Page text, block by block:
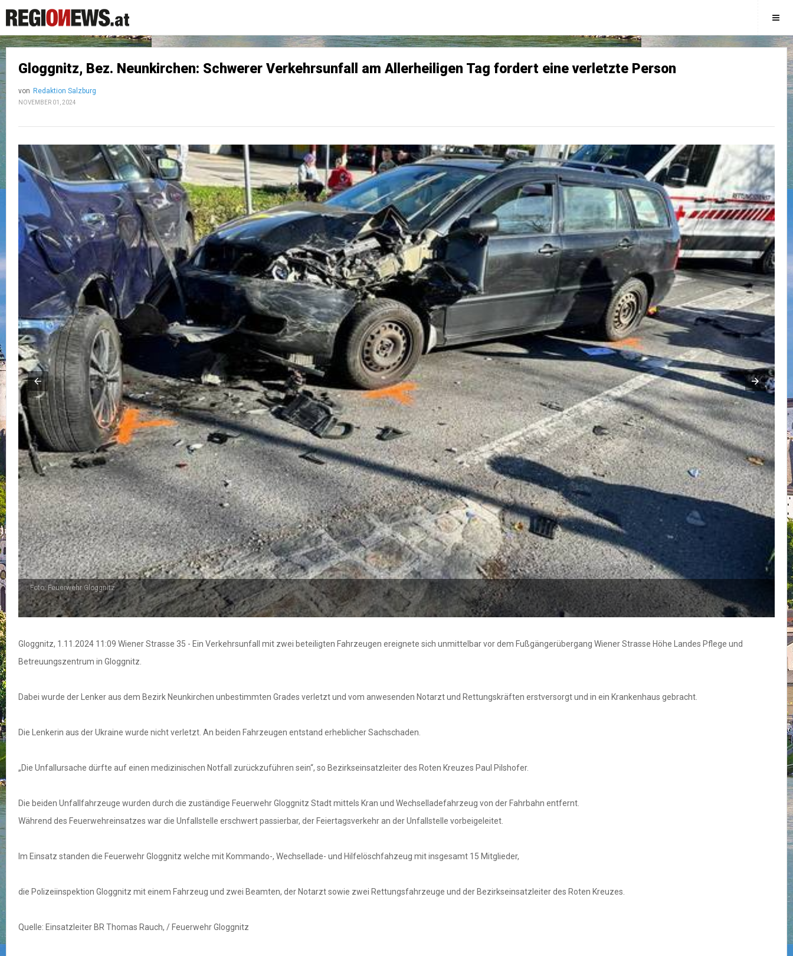
Gloggnitz, Bez. Neunkirchen: Schwerer Verkehrsunfall am Allerheiligen Tag fordert eine verletzte Person
von Redaktion Salzburg
NOVEMBER 01, 2024
Foto: Feuerwehr Gloggnitz
Gloggnitz, 1.11.2024 11:09 Wiener Strasse 35 - Ein Verkehrsunfall mit zwei beteiligten Fahrzeugen ereignete sich unmittelbar vor dem Fußgängerübergang Wiener Strasse Höhe Landes Pflege und
Betreuungszentrum in Gloggnitz.
Dabei wurde der Lenker aus dem Bezirk Neunkirchen unbestimmten Grades verletzt und vom anwesenden Notarzt und Rettungskräften erstversorgt und in ein Krankenhaus gebracht.
Die Lenkerin aus der Ukraine wurde nicht verletzt. An beiden Fahrzeugen entstand erheblicher Sachschaden.
„Die Unfallursache dürfte auf einen medizinischen Notfall zurückzuführen sein“, so Bezirkseinsatzleiter des Roten Kreuzes Paul Pilshofer.
Die beiden Unfallfahrzeuge wurden durch die zuständige Feuerwehr Gloggnitz Stadt mittels Kran und Wechselladefahrzeug von der Fahrbahn entfernt.
Während des Feuerwehreinsatzes war die Unfallstelle erschwert passierbar, der Feiertagsverkehr an der Unfallstelle vorbeigeleitet.
Im Einsatz standen die Feuerwehr Gloggnitz welche mit Kommando-, Wechsellade- und Hilfelöschfahzeug mit insgesamt 15 Mitglieder,
die Polizeiinspektion Gloggnitz mit einem Fahrzeug und zwei Beamten, der Notarzt sowie zwei Rettungsfahrzeuge und der Bezirkseinsatzleiter des Roten Kreuzes.
Quelle: Einsatzleiter BR Thomas Rauch, / Feuerwehr Gloggnitz